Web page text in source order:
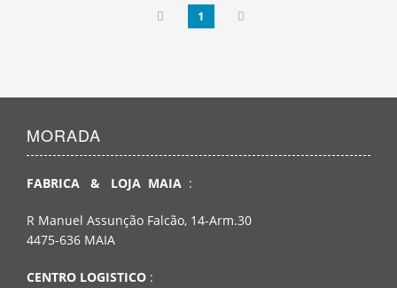
1
MORADA
FABRICA & LOJA MAIA :
R Manuel Assunção Falcão, 14-Arm.30
4475-636 MAIA
CENTRO LOGISTICO :